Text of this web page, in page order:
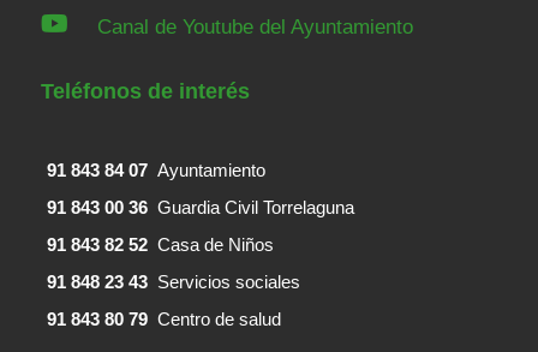
 Canal de Youtube del Ayuntamiento
Teléfonos de interés
91 843 84 07 Ayuntamiento
91 843 00 36 Guardia Civil Torrelaguna
91 843 82 52 Casa de Niños
91 848 23 43 Servicios sociales
91 843 80 79 Centro de salud